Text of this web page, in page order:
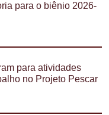
para o biênio 2026-
para atividades
no Projeto Pescar